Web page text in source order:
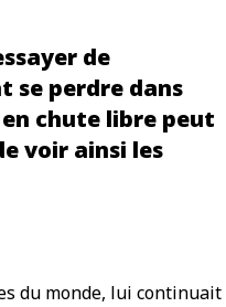
de
se perdre dans
chute libre peut
voir ainsi les
du monde, lui continuait